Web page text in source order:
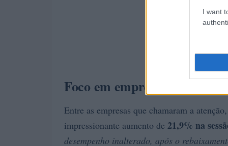
I want
Foco em empresas e
Entre as empresas que chamaram a
impressionante aumento de 21,9% na
desempenho inalterado, após o